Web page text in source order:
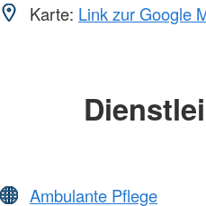
Karte: Link zur Google
Ambulante Pflege